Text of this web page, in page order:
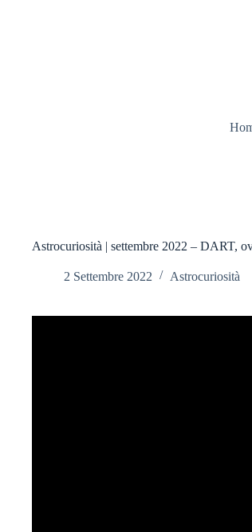
Astrocuriosità | settembre 2022 – DART,
2 Settembre 2022 Astrocuriosità